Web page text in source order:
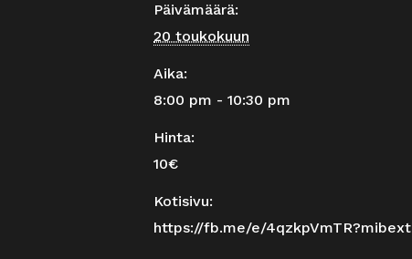
Päivämäärä:
20 toukokuun
Aika:
8:00 pm - 10:30 pm
Hinta:
10€
Kotisivu:
https://fb.me/e/